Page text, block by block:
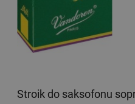
Stroik do saksofonu